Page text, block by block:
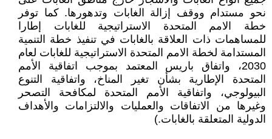
نحو مستدام ووقف إزالة الغابات وتدهورها. كما توفر
خطة الامم المتحدة الاستراتيجية للغابات إطارا
للمساهمات ذات العلاقة بالغابات في تنفيذ خطة التنمية
المستدامة لخطة الامم المتحدة الاستراتيجية للغابات لعام
2030، واتفاق باريس المعتمد بموجب اتفاقية الأمم
المتحدة الإطارية بشأن تغير المناخ، واتفاقية التنوع
البيولوجي، واتفاقية الأمم المتحدة لمكافحة التصحر
وغيرها من الاتفاقات والعمليات والالتزامات والأهداف
الدولية المتعلقة بالغابات.)